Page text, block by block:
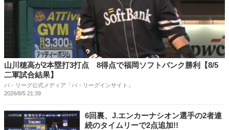
山川穂高が2本塁打3打点 8得点で福岡ソフトバンク勝利【8/5
二軍試合結果】
パ・リーグ公式メディア「パ・リーグインサイト」
2026/8/5 21:39
6回裏、J.エンカーナシオン選手の2者連
続のタイムリーで2点追加!!